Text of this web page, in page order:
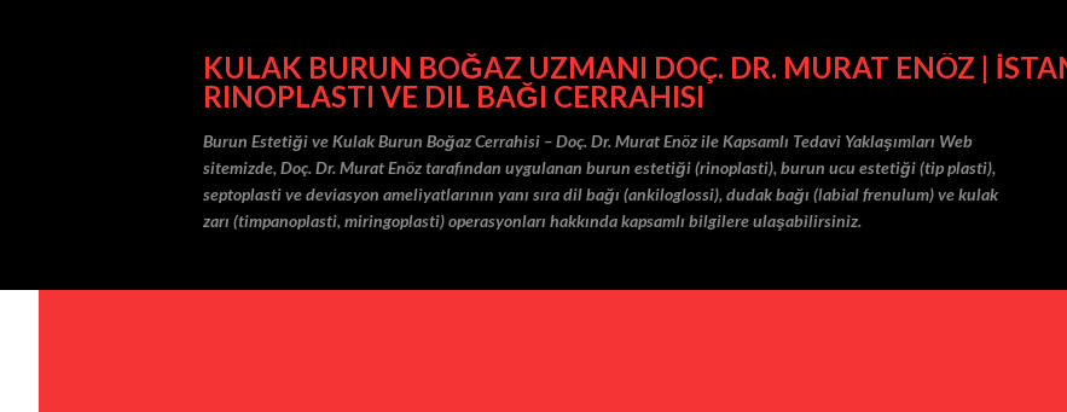
KULAK BURUN BOĞAZ UZMANI DOÇ. DR. MURAT ENÖZ |
RINOPLASTI VE DIL BAĞI CERRAHISI
Burun Estetiği ve Kulak Burun Boğaz Cerrahisi – Doç. Dr. Murat Enöz ile Kapsamlı Tedavi Yaklaşımları Web
sitemizde, Doç. Dr. Murat Enöz tarafından uygulanan burun estetiği (rinoplasti), burun ucu estetiği (tip plasti),
septoplasti ve deviasyon ameliyatlarının yanı sıra dil bağı (ankiloglossi), dudak bağı (labial frenulum) ve kulak
zarı (timpanoplasti, miringoplasti) operasyonları hakkında kapsamlı bilgilere ulaşabilirsiniz.